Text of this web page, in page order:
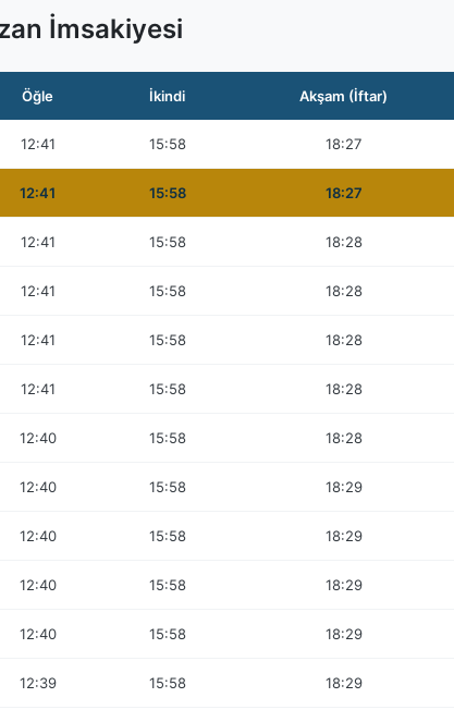
İmsakiyesi
Öğle İkindi Akşam (İftar)
12:41 15:58 18:27
12:41 15:58 18:27
12:41 15:58 18:28
12:41 15:58 18:28
12:41 15:58 18:28
12:41 15:58 18:28
12:40 15:58 18:28
12:40 15:58 18:29
12:40 15:58 18:29
12:40 15:58 18:29
12:40 15:58 18:29
12:39 15:58 18:29